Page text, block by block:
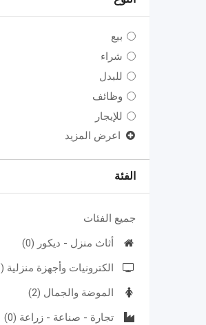
بيع
شراء
للبدل
وظائف
للإيجار
اعرض المزيد
الفئة
جميع الفئات
أثاث منزل - ديكور (0)
الكترونيات وأجهزة منزلية (0)
الموضة والجمال (2)
تجارة - صناعة - زراعة (0)